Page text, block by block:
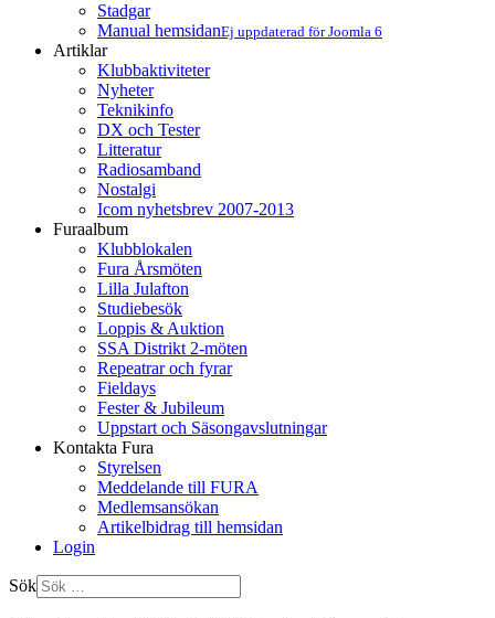
Stadgar
Manual hemsidanEj uppdaterad för Joomla 6
Artiklar
Klubbaktiviteter
Nyheter
Teknikinfo
DX och Tester
Litteratur
Radiosamband
Nostalgi
Icom nyhetsbrev 2007-2013
Furaalbum
Klubblokalen
Fura Årsmöten
Lilla Julafton
Studiebesök
Loppis & Auktion
SSA Distrikt 2-möten
Repeatrar och fyrar
Fieldays
Fester & Jubileum
Uppstart och Säsongavslutningar
Kontakta Fura
Styrelsen
Meddelande till FURA
Medlemsansökan
Artikelbidrag till hemsidan
Login
Sök